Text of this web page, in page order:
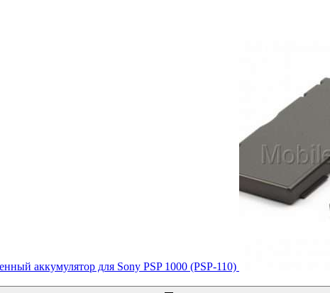
аккумулятор для Sony PSP 1000 (PSP-110)